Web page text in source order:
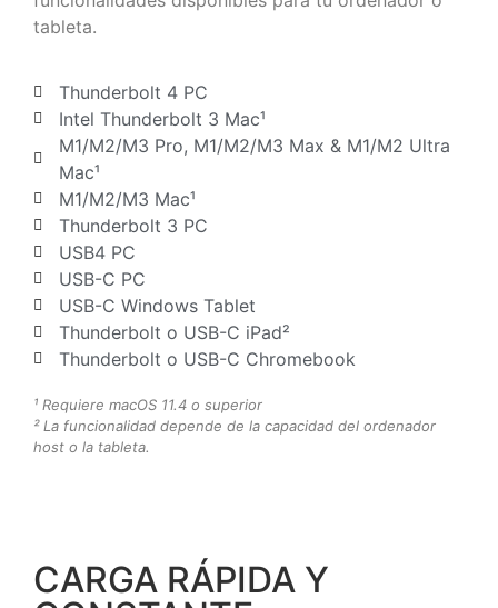
tableta.
Thunderbolt 4 PC
Intel Thunderbolt 3 Mac¹
M1/M2/M3 Pro, M1/M2/M3 Max & M1/M2 Ultra
Mac¹
M1/M2/M3 Mac¹
Thunderbolt 3 PC
USB4 PC
USB-C PC
USB-C Windows Tablet
Thunderbolt o USB-C iPad²
Thunderbolt o USB-C Chromebook
¹ Requiere macOS 11.4 o superior
² La funcionalidad depende de la capacidad del ordenador
host o la tableta.
CARGA RÁPIDA Y